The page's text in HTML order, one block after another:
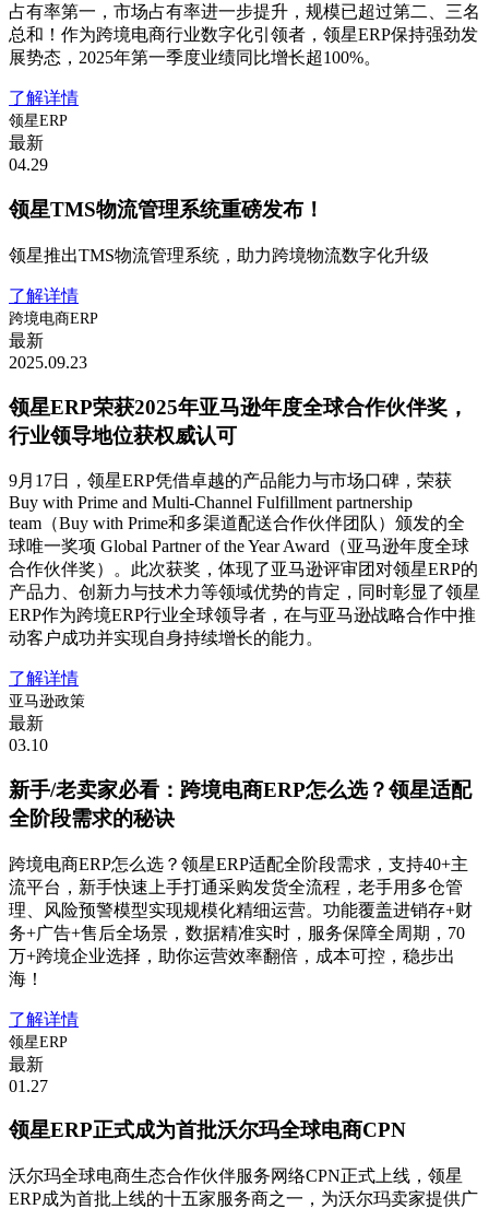
占有率第一，市场占有率进一步提升，规模已超过第二、三名
总和！作为跨境电商行业数字化引领者，领星ERP保持强劲发
展势态，2025年第一季度业绩同比增长超100%。
了解详情
领星ERP
最新
04.29
领星TMS物流管理系统重磅发布！
领星推出TMS物流管理系统，助力跨境物流数字化升级
了解详情
跨境电商ERP
最新
2025.09.23
领星ERP荣获2025年亚马逊年度全球合作伙伴奖，
行业领导地位获权威认可
9月17日，领星ERP凭借卓越的产品能力与市场口碑，荣获
Buy with Prime and Multi-Channel Fulfillment partnership
team（Buy with Prime和多渠道配送合作伙伴团队）颁发的全
球唯一奖项 Global Partner of the Year Award（亚马逊年度全球
合作伙伴奖）。此次获奖，体现了亚马逊评审团对领星ERP的
产品力、创新力与技术力等领域优势的肯定，同时彰显了领星
ERP作为跨境ERP行业全球领导者，在与亚马逊战略合作中推
动客户成功并实现自身持续增长的能力。
了解详情
亚马逊政策
最新
03.10
新手/老卖家必看：跨境电商ERP怎么选？领星适配
全阶段需求的秘诀
跨境电商ERP怎么选？领星ERP适配全阶段需求，支持40+主
流平台，新手快速上手打通采购发货全流程，老手用多仓管
理、风险预警模型实现规模化精细运营。功能覆盖进销存+财
务+广告+售后全场景，数据精准实时，服务保障全周期，70
万+跨境企业选择，助你运营效率翻倍，成本可控，稳步出
海！
了解详情
领星ERP
最新
01.27
领星ERP正式成为首批沃尔玛全球电商CPN
沃尔玛全球电商生态合作伙伴服务网络CPN正式上线，领星
ERP成为首批上线的十五家服务商之一，为沃尔玛卖家提供广